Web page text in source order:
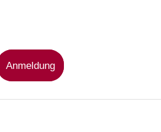
Anmeldung